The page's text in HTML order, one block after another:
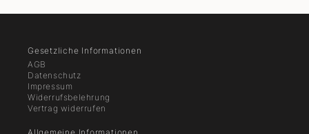
Gesetzliche Informationen
AGB
Datenschutz
Impressum
Widerrufsbelehrung
Vertrag widerrufen